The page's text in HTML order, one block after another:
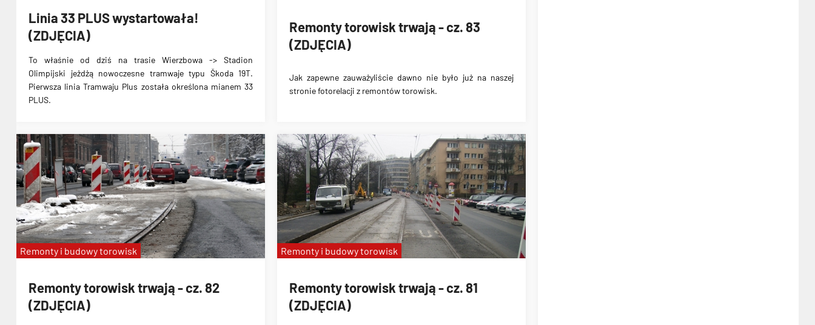
Linia 33 PLUS wystartowała!
(ZDJĘCIA)
To właśnie od dziś na trasie Wierzbowa -> Stadion
Olimpijski jeżdżą nowoczesne tramwaje typu Škoda 19T.
Pierwsza linia Tramwaju Plus została określona mianem 33
PLUS.
Remonty torowisk trwają - cz. 83
(ZDJĘCIA)
Jak zapewne zauważyliście dawno nie było już na naszej
stronie fotorelacji z remontów torowisk.
Remonty torowisk trwają - cz. 82
(ZDJĘCIA)
Remonty i budowy torowisk
Remonty torowisk trwają - cz. 81
(ZDJĘCIA)
Remonty i budowy torowisk